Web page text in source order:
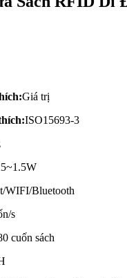
Giá trị
ISO15693-3
WIFI/Bluetooth
s
cuốn sách